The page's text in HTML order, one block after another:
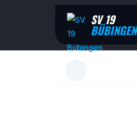
SV 19
BÜBINGEN